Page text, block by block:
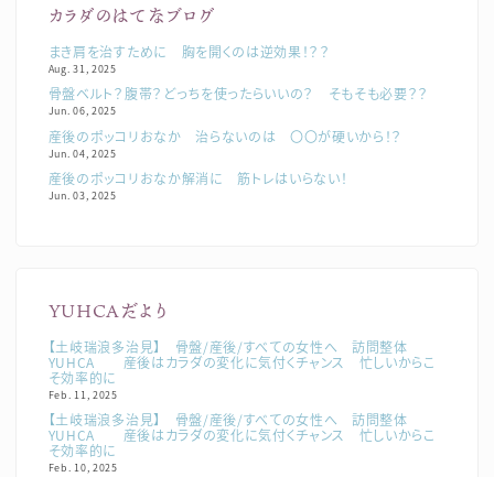
カラダのはてなブログ
まき肩を治すために 胸を開くのは逆効果！？？
Aug. 31, 2025
骨盤ベルト？腹帯？どっちを使ったらいいの？ そもそも必要？？
Jun. 06, 2025
産後のポッコリおなか 治らないのは 〇〇が硬いから！？
Jun. 04, 2025
産後のポッコリおなか解消に 筋トレはいらない！
Jun. 03, 2025
YUHCAだより
【土岐瑞浪多治見】 骨盤/産後/すべての女性へ 訪問整体
YUHCA 産後はカラダの変化に気付くチャンス 忙しいからこ
そ効率的に
Feb. 11, 2025
【土岐瑞浪多治見】 骨盤/産後/すべての女性へ 訪問整体
YUHCA 産後はカラダの変化に気付くチャンス 忙しいからこ
そ効率的に
Feb. 10, 2025